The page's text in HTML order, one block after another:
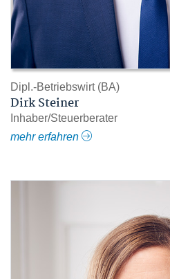
Dipl.-Betriebswirt (BA)
Dirk Steiner
Inhaber/Steuerberater
mehr erfahren